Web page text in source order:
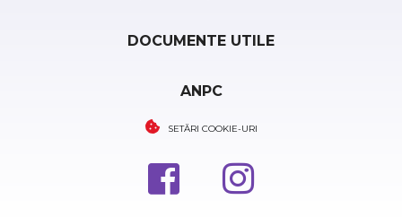
DOCUMENTE UTILE
ANPC
SETĂRI COOKIE-URI